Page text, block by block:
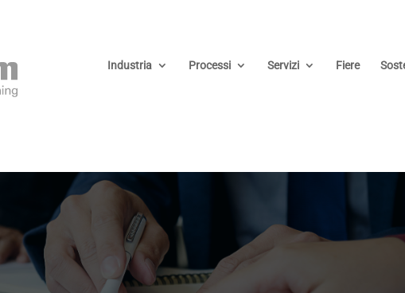
Industria Processi Servizi Fiere